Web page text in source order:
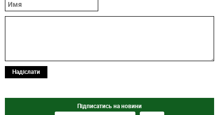
Надіслати
Підписатись на новини